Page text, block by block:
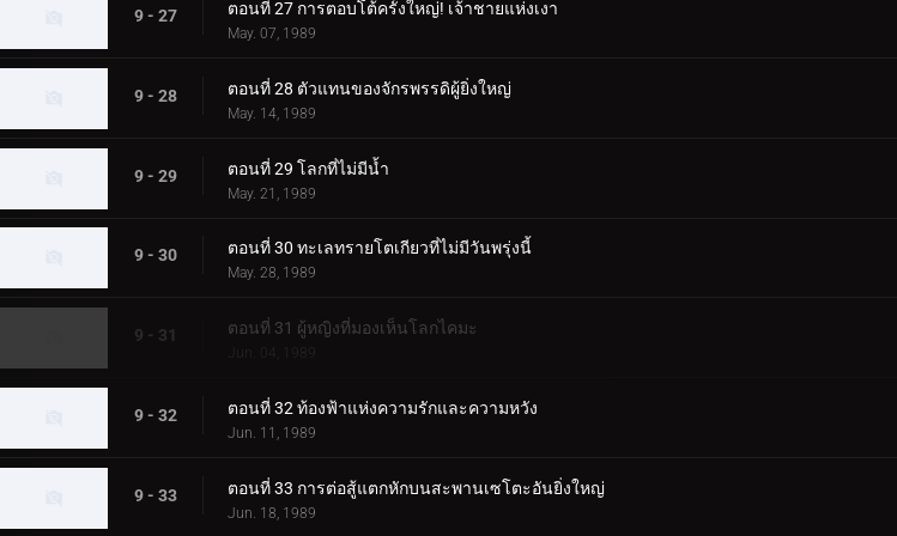
9 - 27 ตอนที่ 27 การตอบโต้ครั้งใหญ่! เจ้าชายแห่งเงา
May. 07, 1989
9 - 28 ตอนที่ 28 ตัวแทนของจักรพรรดิผู้ยิ่งใหญ่
May. 14, 1989
9 - 29 ตอนที่ 29 โลกที่ไม่มีน้ำ
May. 21, 1989
9 - 30 ตอนที่ 30 ทะเลทรายโตเกียวที่ไม่มีวันพรุ่งนี้
May. 28, 1989
9 - 31 ตอนที่ 31 ผู้หญิงที่มองเห็นโลกไคมะ
Jun. 04, 1989
9 - 32 ตอนที่ 32 ท้องฟ้าแห่งความรักและความหวัง
Jun. 11, 1989
9 - 33 ตอนที่ 33 การต่อสู้แตกหักบนสะพานเซโตะอันยิ่งใหญ่
Jun. 18, 1989